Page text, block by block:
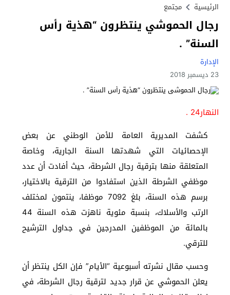
الرئيسية مجتمع
رجال الحموشي ينتظرون “هذية رأس
السنة” .
الإدارة
23 ديسمبر 2018
النهار24 .
كشفت المديرية العامة للأمن الوطني عن بعض
الإحصائيات التي شهدتها السنة الجارية، وخاصة
المتعلقة منها بترقية رجال الشرطة، حيث أفادت أن عدد
موظفي الشرطة الذين استفادوا من الترقية بالاختيار،
برسم هذه السنة، بلغ 7092 موظفا، ينتمون لمختلف
الرتب والأسلاك، بنسبة مئوية ناهزت هذه السنة 44
بالمائة من الموظفين المدرجين في جداول الترشيح
للترقي.
وحسب مقال نشرته أسبوعية “الأيام” فإن الكل ينتظر أن
يعلن الحموشي عن قرار جديد لترقية رجال الشرطة، في